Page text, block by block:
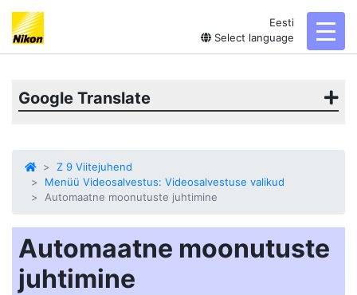
Eesti
Select language
Google Translate
Z 9 Viitejuhend
Menüü Videosalvestus: Videosalvestuse valikud
Automaatne moonutuste juhtimine
Automaatne moonutuste
juhtimine